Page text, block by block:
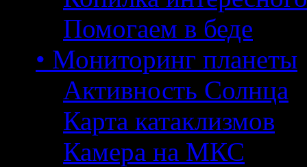
Помогаем в беде
• Мониторинг планеты
Активность Солнца
Карта катаклизмов
Камера на МКС